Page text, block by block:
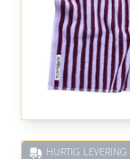
HURTIG LEVERING